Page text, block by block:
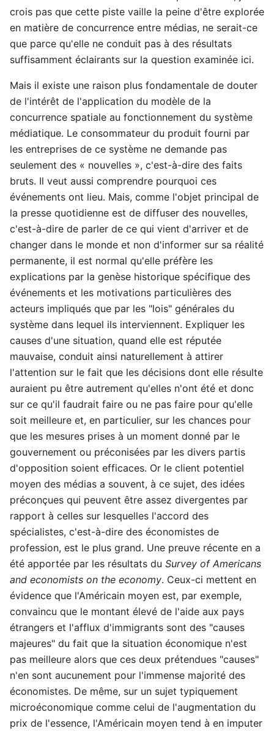
crois pas que cette piste vaille la peine d'être explorée
en matière de concurrence entre médias, ne serait-ce
que parce qu'elle ne conduit pas à des résultats
suffisamment éclairants sur la question examinée ici.
Mais il existe une raison plus fondamentale de douter
de l'intérêt de l'application du modèle de la
concurrence spatiale au fonctionnement du système
médiatique. Le consommateur du produit fourni par
les entreprises de ce système ne demande pas
seulement des « nouvelles », c'est-à-dire des faits
bruts. Il veut aussi comprendre pourquoi ces
événements ont lieu. Mais, comme l'objet principal de
la presse quotidienne est de diffuser des nouvelles,
c'est-à-dire de parler de ce qui vient d'arriver et de
changer dans le monde et non d'informer sur sa réalité
permanente, il est normal qu'elle préfère les
explications par la genèse historique spécifique des
événements et les motivations particulières des
acteurs impliqués que par les "lois" générales du
système dans lequel ils interviennent. Expliquer les
causes d'une situation, quand elle est réputée
mauvaise, conduit ainsi naturellement à attirer
l'attention sur le fait que les décisions dont elle résulte
auraient pu être autrement qu'elles n'ont été et donc
sur ce qu'il faudrait faire ou ne pas faire pour qu'elle
soit meilleure et, en particulier, sur les chances pour
que les mesures prises à un moment donné par le
gouvernement ou préconisées par les divers partis
d'opposition soient efficaces. Or le client potentiel
moyen des médias a souvent, à ce sujet, des idées
préconçues qui peuvent être assez divergentes par
rapport à celles sur lesquelles l'accord des
spécialistes, c'est-à-dire des économistes de
profession, est le plus grand. Une preuve récente en a
été apportée par les résultats du Survey of Americans
and economists on the economy. Ceux-ci mettent en
évidence que l'Américain moyen est, par exemple,
convaincu que le montant élevé de l'aide aux pays
étrangers et l'afflux d'immigrants sont des "causes
majeures" du fait que la situation économique n'est
pas meilleure alors que ces deux prétendues "causes"
n'en sont aucunement pour l'immense majorité des
économistes. De même, sur un sujet typiquement
microéconomique comme celui de l'augmentation du
prix de l'essence, l'Américain moyen tend à en imputer